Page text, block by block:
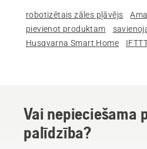
robotizētais zāles pļāvējs
pievienot produktam
Husqvarna Smart Home
Vai nepieciešama
palīdzība?